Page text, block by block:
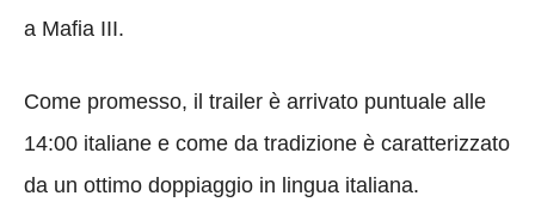
a Mafia III.
Come promesso, il trailer è arrivato puntuale alle
14:00 italiane e come da tradizione è caratterizzato
da un ottimo doppiaggio in lingua italiana.